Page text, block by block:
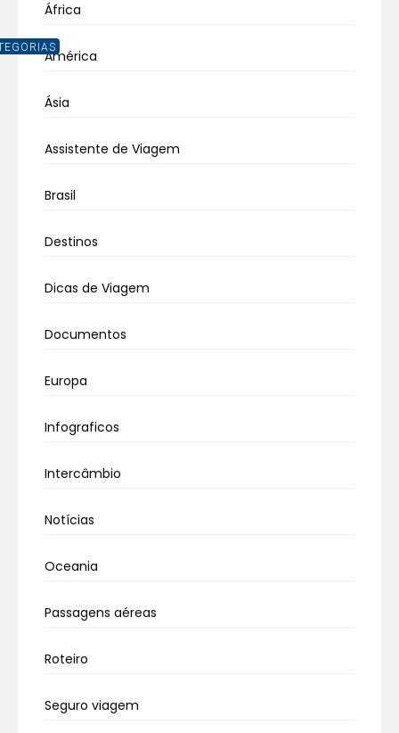
África
América
Ásia
Assistente de Viagem
Brasil
Destinos
Dicas de Viagem
Documentos
Europa
Infograficos
Intercâmbio
Notícias
Oceania
Passagens aéreas
Roteiro
Seguro viagem